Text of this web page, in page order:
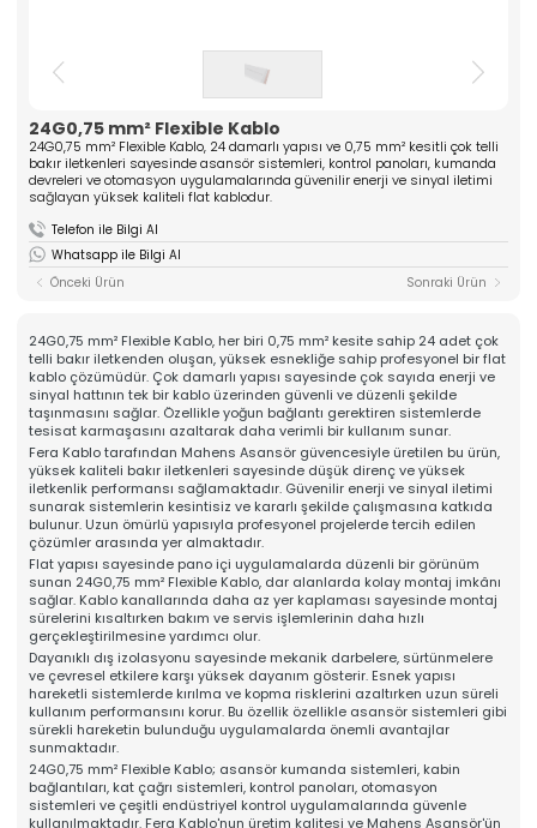
Kurumsal
» Hakkımızda
» Vizyon, Misyon
» Kariyer
» Kablo Grubu
» Halat Şişesi Grubu
» Plastik Grubu
» Konsol Grubu
» Yedek Parçalar
Kalite
» Kalite Belgelerimiz
» Kalite Politikamız
Üretim
» Üretim Hattımız
» Özel Üretim Yeteneğimiz
Online Katalog
Bize Ulaşın
» İleitşim Bilgilerimiz
» Konum Bilgilerimiz
çözümler sunar.
» Halat Şişesi Grubu
» Plastik Grubu
» Konsol Grubu
» Yedek Parçalar
» Tüm Kategoriler
Tüm hakkı saklıdır. Sitemizde kullanılan tüm içerik ve görseller
Mahens Asansör'e ait olup izinsiz kullanımı hukuki yaptırıma tabidir.
İhracat & Lojistik
Haberler
Kariyer
İletişim
24G0,75 mm² Flexible Kablo
24G0,75 mm² Flexible Kablo, 24 damarlı yapısı ve 0,75 mm² kesitli çok telli
bakır iletkenleri sayesinde asansör sistemleri, kontrol panoları, kumanda
devreleri ve otomasyon uygulamalarında güvenilir enerji ve sinyal iletimi
sağlayan yüksek kaliteli flat kablodur.
Telefon ile Bilgi Al
Whatsapp ile Bilgi Al
Önceki Ürün
Sonraki Ürün
24G0,75 mm² Flexible Kablo, her biri 0,75 mm² kesite sahip 24 adet çok
telli bakır iletkenden oluşan, yüksek esnekliğe sahip profesyonel bir flat
kablo çözümüdür. Çok damarlı yapısı sayesinde çok sayıda enerji ve
sinyal hattının tek bir kablo üzerinden güvenli ve düzenli şekilde
taşınmasını sağlar. Özellikle yoğun bağlantı gerektiren sistemlerde
tesisat karmaşasını azaltarak daha verimli bir kullanım sunar.
Fera Kablo tarafından Mahens Asansör güvencesiyle üretilen bu ürün,
yüksek kaliteli bakır iletkenleri sayesinde düşük direnç ve yüksek
iletkenlik performansı sağlamaktadır. Güvenilir enerji ve sinyal iletimi
sunarak sistemlerin kesintisiz ve kararlı şekilde çalışmasına katkıda
bulunur. Uzun ömürlü yapısıyla profesyonel projelerde tercih edilen
çözümler arasında yer almaktadır.
Flat yapısı sayesinde pano içi uygulamalarda düzenli bir görünüm
sunan 24G0,75 mm² Flexible Kablo, dar alanlarda kolay montaj imkânı
sağlar. Kablo kanallarında daha az yer kaplaması sayesinde montaj
sürelerini kısaltırken bakım ve servis işlemlerinin daha hızlı
gerçekleştirilmesine yardımcı olur.
Dayanıklı dış izolasyonu sayesinde mekanik darbelere, sürtünmelere
ve çevresel etkilere karşı yüksek dayanım gösterir. Esnek yapısı
hareketli sistemlerde kırılma ve kopma risklerini azaltırken uzun süreli
kullanım performansını korur. Bu özellik özellikle asansör sistemleri gibi
sürekli hareketin bulunduğu uygulamalarda önemli avantajlar
sunmaktadır.
24G0,75 mm² Flexible Kablo; asansör kumanda sistemleri, kabin
bağlantıları, kat çağrı sistemleri, kontrol panoları, otomasyon
sistemleri ve çeşitli endüstriyel kontrol uygulamalarında güvenle
kullanılmaktadır. Fera Kablo'nun üretim kalitesi ve Mahens Asansör'ün